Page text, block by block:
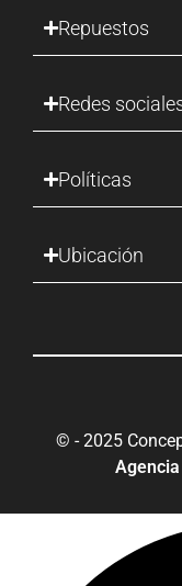
Repuestos
Redes
Políticas
Ubicación
© - 2025